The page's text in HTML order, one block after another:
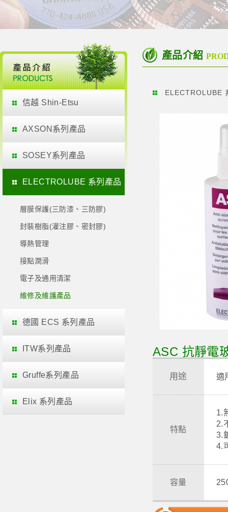
信越 Shin-Etsu
AXSON系列產品
SOSEY系列產品
ELECTROLUBE 系列產品
層膜保護(三防漆、三防膠)
封裝樹脂(灌注膠、密封膠)
導熱管理
接點潤滑
電子及通用清潔
維修及維護產品
德國 ECS 系列產品
ITW系列產品
Gruffe系列產品
Elix 系列產品
產品介紹
ELECTROLUBE
ASC 抗靜電
用途 適
特點
1.
2.
3.
4.
容量